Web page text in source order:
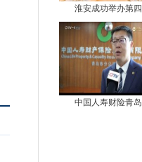
淮安成功举办第四
中国人寿财险青岛